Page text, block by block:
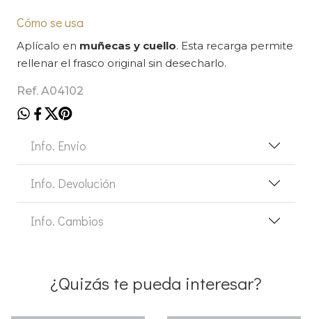
Cómo se usa
Aplícalo en muñecas y cuello. Esta recarga permite
rellenar el frasco original sin desecharlo.
Ref. A04102
Info. Envío
Info. Devolución
Info. Cambios
¿Quizás te pueda interesar?